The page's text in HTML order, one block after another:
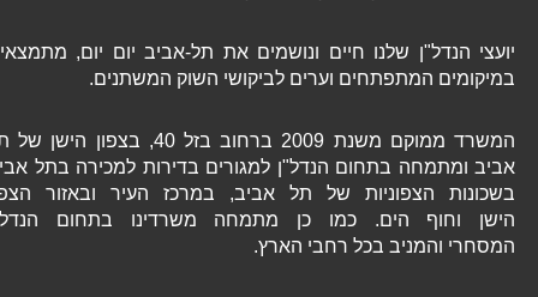
יועצי הנדל"ן שלנו חיים ונושמים את תל-אביב יום יום, מתמצאים
במיקומים המתפתחים וערים לביקושי השוק המשתנים.
המשרד ממוקם משנת 2009 ברחוב בזל 40, בצפון הישן של תל
אביב ומתמחה בתחום הנדל"ן למגורים בדירות למכירה בתל אביב
בשכונות הצפוניות של תל אביב, במרכז העיר ובאזור הצפון
הישן וחוף הים. כמו כן מתמחה משרדינו בתחום הנדל"ן
המסחרי והמניב בכל רחבי הארץ.